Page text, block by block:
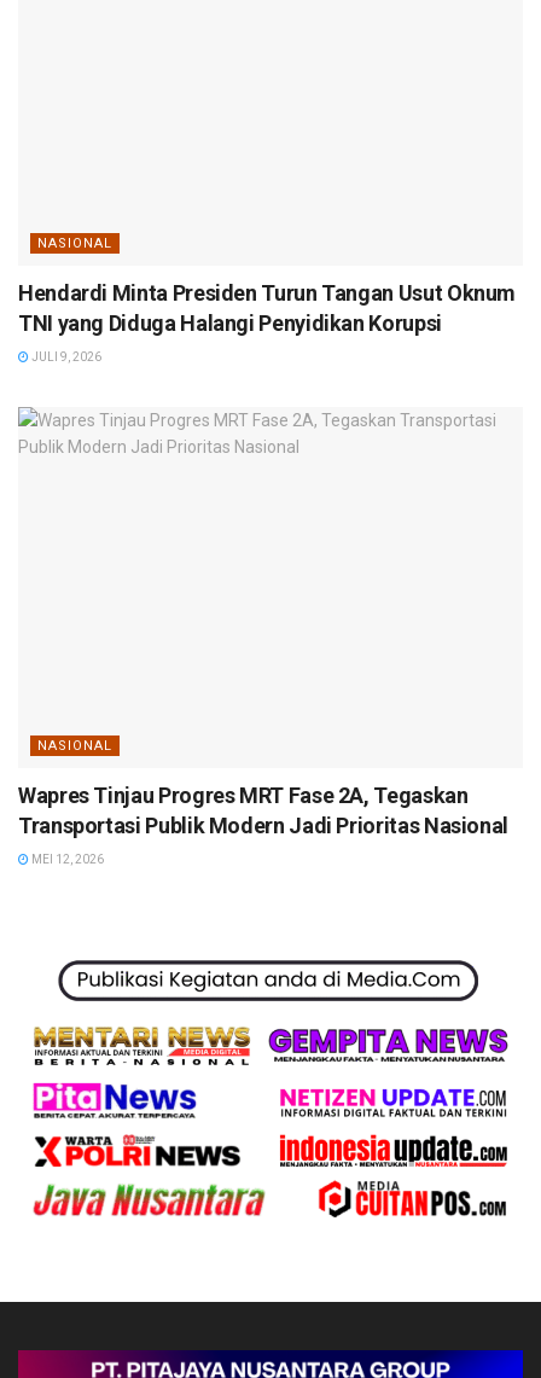
NASIONAL
Hendardi Minta Presiden Turun Tangan Usut Oknum
TNI yang Diduga Halangi Penyidikan Korupsi
JULI 9, 2026
NASIONAL
Wapres Tinjau Progres MRT Fase 2A, Tegaskan
Transportasi Publik Modern Jadi Prioritas Nasional
MEI 12, 2026